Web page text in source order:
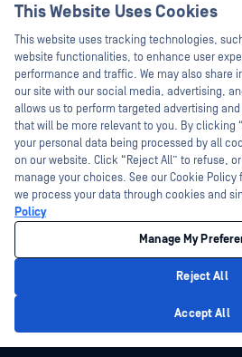
技術文書
トレーニング
脆弱性対策プログラム
パートナー
認証
テクノロジー・パートナー
OPSWAT チャネル パートナー
ホワ
無料
©2026OPSWAT . All rights reserved.OPSWAT、
MetaAccess、OPSWAT 、Trust no File. Trust No
World's Critical Infrastructure、Deep CDR™
DFI、RetroHunt、Deep File Inspection、および
です。第三者の商標は、それぞれの所有者の財
プライバシーポリシー クッキ
This Website Uses Cookies
This website uses tracking technologies,
website functionalities, to enhance user
performance and traffic. We may also share
our site with our social media, advertising,
allows us to perform targeted advertising
that will be more relevant to you. By clicking
your personal data being processed by all
on our website. Click “Reject All” to refuse,
manage your choices. See our Cookie
we process your data through cookies and
Policy
Manage My
Reject All
Accept All
Hey there!
I'm Ozzy, your
How can I help
today?